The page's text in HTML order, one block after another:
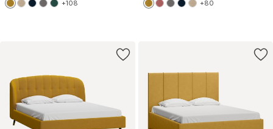
+108 +80